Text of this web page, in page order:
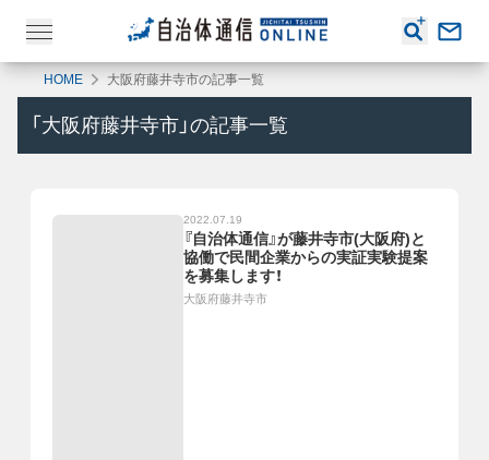
HOME 大阪府藤井寺市の記事一覧
「 大阪府藤井寺市 」の記事一覧
2022.07.19
『自治体通信』が藤井寺市(大阪府)と
協働で民間企業からの実証実験提案
を募集します！
大阪府藤井寺市